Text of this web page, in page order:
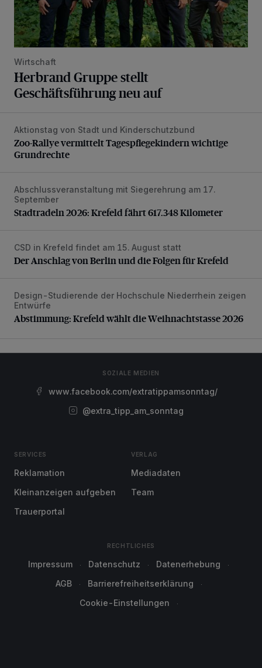
Wirtschaft
Herbrand Gruppe stellt
Geschäftsführung neu auf
Zoo-Rallye vermittelt Tagespflegekindern wichtige
Aktionstag von Stadt und Kinderschutzbund
Zoo-Rallye vermittelt Tagespflegekindern wichtige
Grundrechte
Stadtradeln 2026: Krefeld fährt 617.348 Kilometer
Abschlussveranstaltung mit Siegerehrung am 17.
September
Stadtradeln 2026: Krefeld fährt 617.348 Kilometer
Der Anschlag von Berlin und die Folgen für Krefeld
CSD in Krefeld findet am 15. August statt
Der Anschlag von Berlin und die Folgen für Krefeld
Abstimmung: Krefeld wählt die Weihnachtstasse 2026
Design-Studierende der Hochschule Niederrhein zeigen
Entwürfe
Abstimmung: Krefeld wählt die Weihnachtstasse 2026
SOZIALE MEDIEN
www.facebook.com/extratippamsonntag/
@extra_tipp_am_sonntag
SERVICES
Reklamation
Kleinanzeigen aufgeben
Trauerportal
VERLAG
Mediadaten
Team
RECHTLICHES
Impressum Datenschutz
Datenerhebung
AGB
Barrierefreiheitserklärung
Cookie-Einstellungen